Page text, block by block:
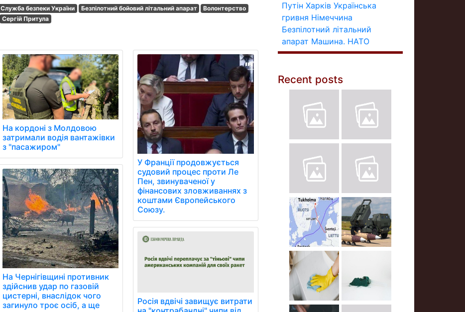
Служба безпеки України Безпілотний бойовий літальний апарат
Волонтерство
Сергій Притула
На кордоні з Молдовою
затримали водія вантажівки
з "пасажиром"
На Чернігівщині противник
здійснив удар по газовій
цистерні, внаслідок чого
загинуло троє осіб, а ще
У Франції продовжується
судовий процес проти Ле
Пен, звинуваченої у
фінансових зловживаннях з
коштами Європейського
Союзу.
Росія вдвічі завищує витрати
Путін Харків Українська
гривня Німеччина
Безпілотний літальний
апарат Машина. НАТО
Recent posts